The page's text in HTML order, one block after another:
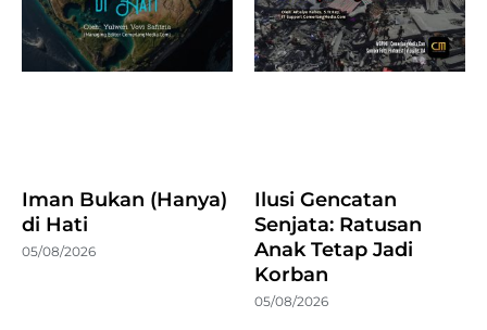
Iman Bukan (Hanya)
di Hati
05/08/2026
Ilusi Gencatan
Senjata: Ratusan
Anak Tetap Jadi
Korban
05/08/2026